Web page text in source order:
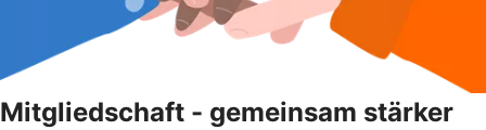
Mitgliedschaft - gemeinsam stärker